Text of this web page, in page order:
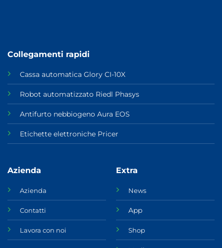
Collegamenti rapidi
Cassa automatica Glory CI-10X
Robot automatizzato Riedl Phasys
Antifurto nebbiogeno Aura EOS
Etichette elettroniche Pricer
Azienda
Azienda
Contatti
Lavora con noi
Extra
News
App
Shop